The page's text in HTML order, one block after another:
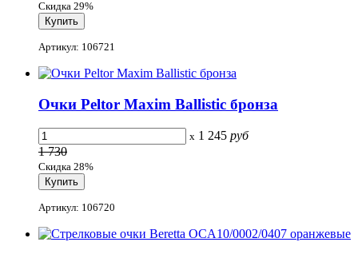
Скидка 29%
Артикул: 106721
Очки Peltor Maxim Ballistic бронза
x 1 245 руб
1 730
Скидка 28%
Артикул: 106720